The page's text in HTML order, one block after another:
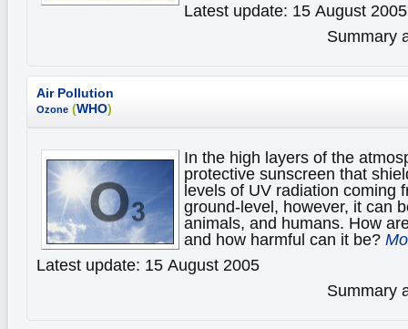
Latest update: 15 August 2005
Summary
Air Pollution
Ozone (WHO)
In the high layers of the
protective sunscreen that
levels of UV radiation coming
ground-level, however, it can
animals, and humans. How
and how harmful can it be?
Latest update: 15 August 2005
Summary